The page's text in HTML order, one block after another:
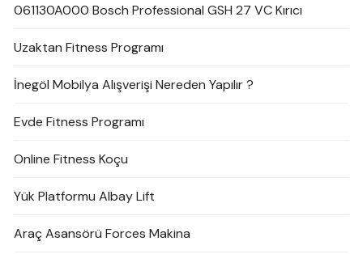
061130A000 Bosch Professional GSH 27 VC Kırıcı
Uzaktan Fitness Programı
İnegöl Mobilya Alışverişi Nereden Yapılır ?
Evde Fitness Programı
Online Fitness Koçu
Yük Platformu Albay Lift
Araç Asansörü Forces Makina